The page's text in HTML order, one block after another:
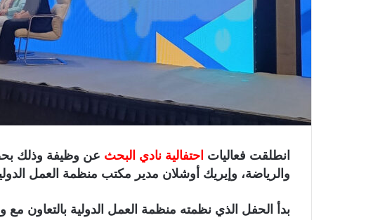
و
انطلقت فعاليات احتفالية نادي البحث عن وظيفة وذلك
والرياضة، وإيريك أوشلان مدير مكتب منظمة العمل
بدأ الحفل الذي نظمته منظمة العمل الدولية بالتعاون مع